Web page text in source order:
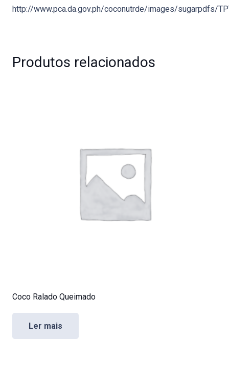
http://www.pca.da.gov.ph/coconutrde/images/sugarpdfs/
Produtos relacionados
Coco Ralado Queimado
Ler mais